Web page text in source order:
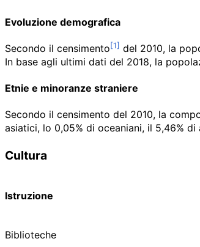
Evoluzione demografica
Secondo il censimento del 2010, la
In base agli ultimi dati del 2018, la
Etnie e minoranze straniere
Secondo il censimento del 2010, la
asiatici, lo 0,05% di oceaniani, il 5,46%
Cultura
Istruzione
Biblioteche